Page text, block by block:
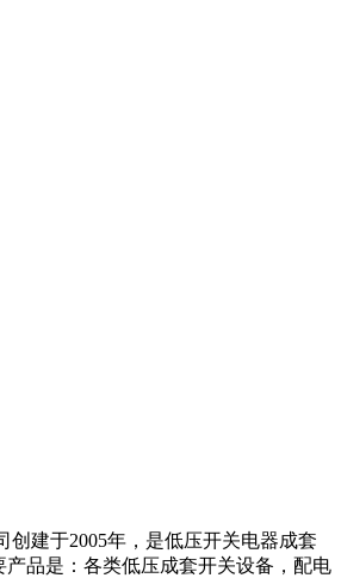
创建于2005年，是低压开关电器成套
品是：各类低压成套开关设备，配电